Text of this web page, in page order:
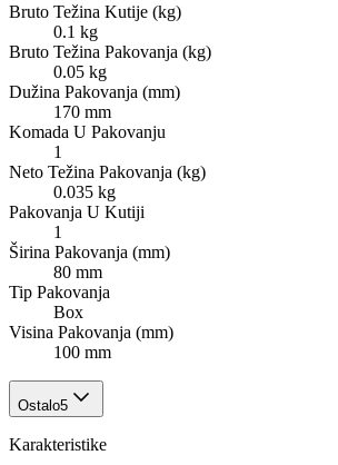
Bruto Težina Kutije (kg)
0.1 kg
Bruto Težina Pakovanja (kg)
0.05 kg
Dužina Pakovanja (mm)
170 mm
Komada U Pakovanju
1
Neto Težina Pakovanja (kg)
0.035 kg
Pakovanja U Kutiji
1
Širina Pakovanja (mm)
80 mm
Tip Pakovanja
Box
Visina Pakovanja (mm)
100 mm
Ostalo5
Karakteristike